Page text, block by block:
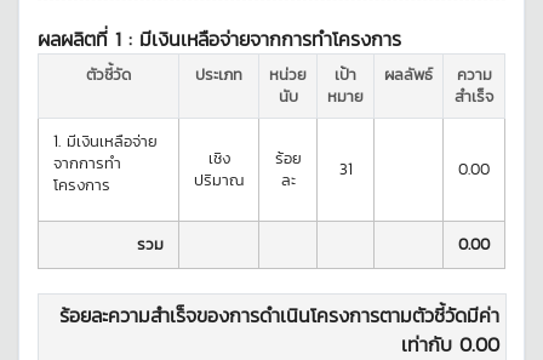
ผลผลิตที่ 1 : มีเงินเหลือจ่ายจากการทำโครงการ
ตัวชี้วัด ประเภท
หน่วย
นับ
เป้า
หมาย
ผลลัพธ์
ความ
สำเร็จ
1. มีเงินเหลือจ่าย
จากการทำ
โครงการ
เชิง
ปริมาณ
ร้อย
ละ
31 0.00
รวม 0.00
ร้อยละความสำเร็จของการดำเนินโครงการตามตัวชี้วัดมีค่า
เท่ากับ 0.00